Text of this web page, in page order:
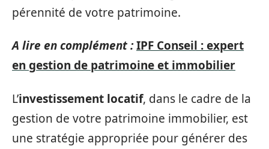
pérennité de votre patrimoine.
A lire en complément :IPF Conseil : expert
en gestion de patrimoine et immobilier
L’investissement locatif, dans le cadre de la
gestion de votre patrimoine immobilier, est
une stratégie appropriée pour générer des